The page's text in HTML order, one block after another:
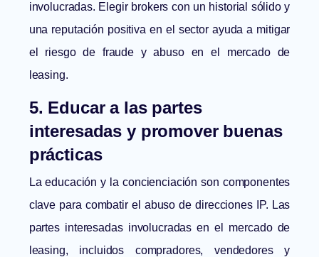
involucradas. Elegir brokers con un historial sólido y
una reputación positiva en el sector ayuda a mitigar
el riesgo de fraude y abuso en el mercado de
leasing.
5. Educar a las partes
interesadas y promover buenas
prácticas
La educación y la concienciación son componentes
clave para combatir el abuso de direcciones IP. Las
partes interesadas involucradas en el mercado de
leasing, incluidos compradores, vendedores y